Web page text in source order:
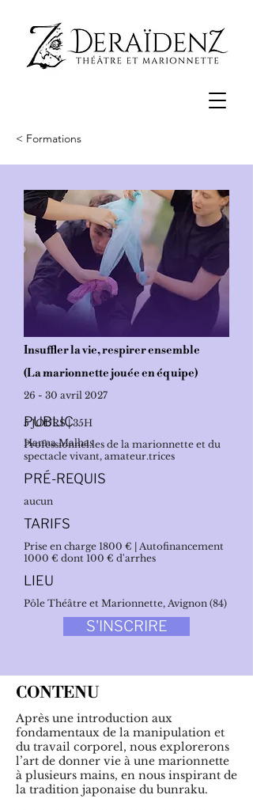
< Formations
Insuffler la vie, respirer ensemble
(La marionnette jouée en équipe)
26 - 30 avril 2027
5 JOURS | 35H
Hanna Malhas
PUBLIC
Professionnel.les de la marionnette et du
spectacle vivant, amateur.trices
PRÉ-REQUIS
aucun
TARIFS
Prise en charge 1800 € | Autofinancement
1000 € dont 100 € d'arrhes
LIEU
Pôle Théâtre et Marionnette, Avignon (84)
S'INSCRIRE
CONTENU
Après une introduction aux
fondamentaux de la manipulation et
du travail corporel, nous explorerons
l’art de donner vie à une marionnette
à plusieurs mains, en nous inspirant de
la tradition japonaise du bunraku.